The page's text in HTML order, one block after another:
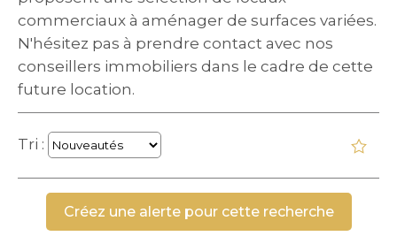
commerciaux à aménager de surfaces variées.
N'hésitez pas à prendre contact avec nos
conseillers immobiliers dans le cadre de cette
future location.
Tri :